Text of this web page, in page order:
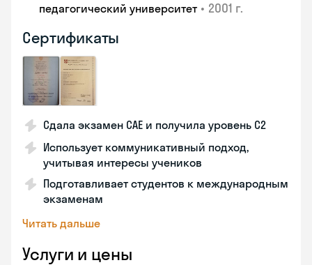
педагогический университет • 2001 г.
Сертификаты
Сдала экзамен CAE и получила уровень С2
Использует коммуникативный подход,
учитывая интересы учеников
Подготавливает студентов к международным
экзаменам
Читать дальше
Услуги и цены